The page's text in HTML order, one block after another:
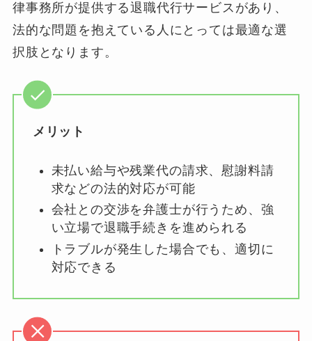
律事務所が提供する退職代行サービスがあり、
法的な問題を抱えている人にとっては最適な選
択肢となります。
メリット
未払い給与や残業代の請求、慰謝料請
求などの法的対応が可能
会社との交渉を弁護士が行うため、強
い立場で退職手続きを進められる
トラブルが発生した場合でも、適切に
対応できる